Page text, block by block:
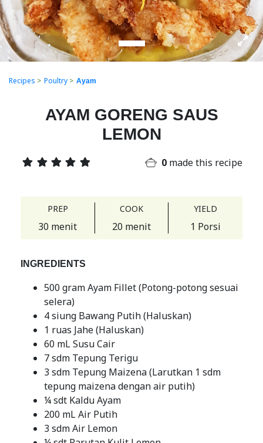
Recipes > Poultry > Ayam
AYAM GORENG SAUS
LEMON
0 made this recipe
PREP
30 menit
COOK
20 menit
YIELD
1 Porsi
INGREDIENTS
500 gram Ayam Fillet (Potong-potong sesuai
selera)
4 siung Bawang Putih (Haluskan)
1 ruas Jahe (Haluskan)
60 mL Susu Cair
7 sdm Tepung Terigu
3 sdm Tepung Maizena (Larutkan 1 sdm
tepung maizena dengan air putih)
¼ sdt Kaldu Ayam
200 mL Air Putih
3 sdm Air Lemon